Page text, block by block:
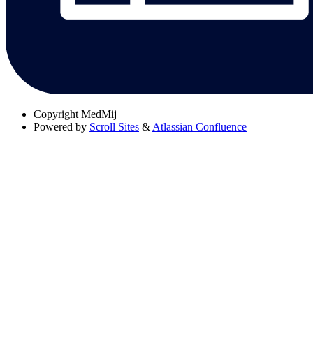
Copyright MedMij
Powered by Scroll Sites & Atlassian Confluence